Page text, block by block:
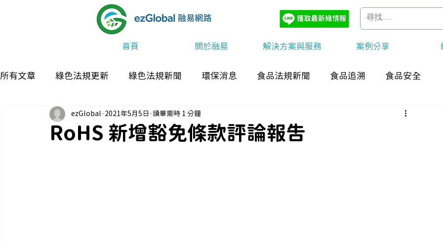
首頁 關於融易 解決方案與服務 案例分享
所有文章 綠色法規更新 綠色法規新聞 環保消息 食品法規新聞 食品追溯 食品安全
最新消息及活動
RoHS 新增豁免條款評論報告
ezGlobal 2021年5月5日 讀畢需時 1 分鐘